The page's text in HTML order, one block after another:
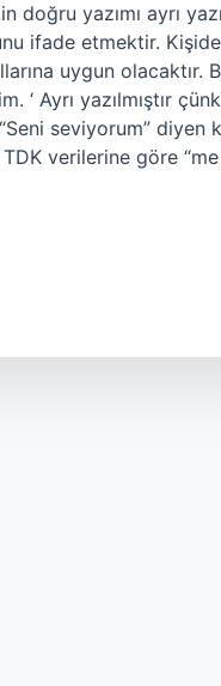
doğru yazımı ayrı
ifade etmektir.
uygun olacaktır.
‘ Ayrı yazılmıştır
seviyorum” diyen
TDK verilerine göre